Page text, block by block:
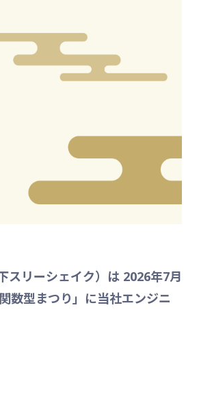
スリーシェイク）は 2026年7月
数型まつり」に当社エンジニ